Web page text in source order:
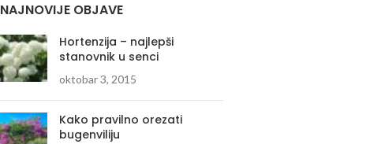
NAJNOVIJE OBJAVE
Hortenzija – najlepši
stanovnik u senci
oktobar 3, 2015
Kako pravilno orezati
bugenviliju